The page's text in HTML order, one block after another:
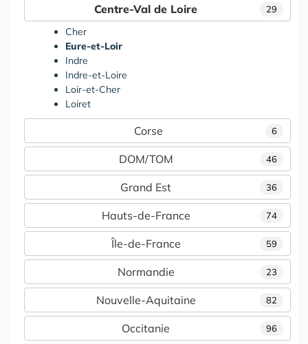
29
Centre-Val de Loire
Cher
Eure-et-Loir
Indre
Indre-et-Loire
Loir-et-Cher
Loiret
6
Corse
46
DOM/TOM
36
Grand Est
74
Hauts-de-France
59
Île-de-France
23
Normandie
82
Nouvelle-Aquitaine
96
Occitanie